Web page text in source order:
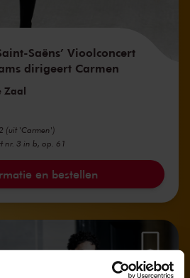
Saëns’ Vioolconcert
dirigeert Carmen
Zaal
(uit 'Carmen')
nr. 3 in b, op. 61
en bestellen